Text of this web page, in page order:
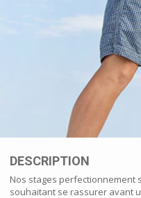
DESCRIPTION
Nos stages perfectionnement
souhaitant se rassurer avant